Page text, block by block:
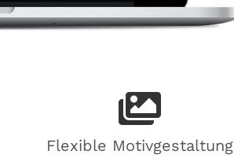
Flexible Motivgestaltung